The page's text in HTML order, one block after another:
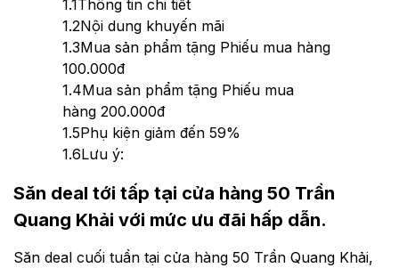
1.1Thông tin chi tiết
1.2Nội dung khuyến mãi
1.3Mua sản phẩm tặng Phiếu mua hàng
100.000đ
1.4Mua sản phẩm tặng Phiếu mua
hàng 200.000đ
1.5Phụ kiện giảm đến 59%
1.6Lưu ý:
Săn deal tới tấp tại cửa hàng 50 Trần
Quang Khải với mức ưu đãi hấp dẫn.
Săn deal cuối tuần tại cửa hàng 50 Trần Quang Khải,